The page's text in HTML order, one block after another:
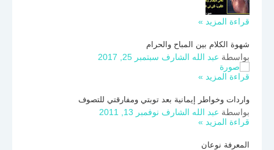
قراءة المزيد »
شهوة الكلام بين المباح والحرام
بواسطة عبد الله الشارف سبتمبر 25, 2017
قراءة المزيد »
واردات وخواطر إيمانية بعد توبتي ومفارقتي للتصوف
بواسطة عبد الله الشارف نوفمبر 13, 2011
قراءة المزيد »
المعرفة نوعان